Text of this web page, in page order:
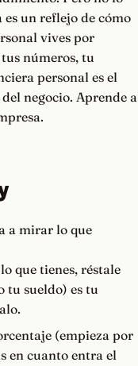
es un reflejo de cómo
vives por
números, tu
personal es el
negocio. Aprende a
a mirar lo que
que tienes, réstale
tu sueldo) es tu
(empieza por
en cuanto entra el